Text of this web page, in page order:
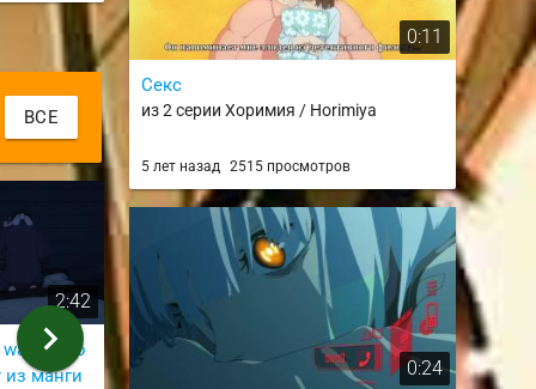
ВСЕ
2:42
Koi wo
из манги
0:34
упс, не ловко то как
Новый вид
chevron_right
0:11
Секс
из 2 серии Хоримия / Horimiya
5 лет назад 2515 просмотров
0:24